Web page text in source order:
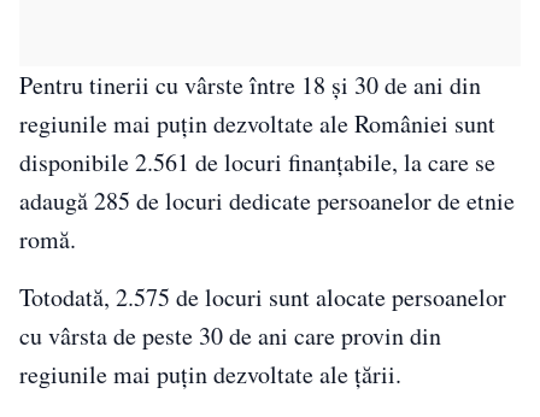
Pentru tinerii cu vârste între 18 și 30 de ani din
regiunile mai puțin dezvoltate ale României sunt
disponibile 2.561 de locuri finanțabile, la care se
adaugă 285 de locuri dedicate persoanelor de etnie
romă.
Totodată, 2.575 de locuri sunt alocate persoanelor
cu vârsta de peste 30 de ani care provin din
regiunile mai puțin dezvoltate ale țării.